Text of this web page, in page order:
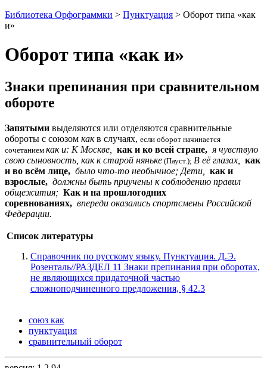
Библиотека Орфограммки > Пунктуация > Оборот типа «как
и»
Оборот типа «как и»
Знаки препинания при сравнительном
обороте
Запятыми выделяются или отделяются сравнительные
обороты с союзом какв случаях, если оборот начинается
сочетанием как и: К Москве, как и ко всей стране, я чувствую
свою сыновность, как к старой няньке (Пауст.); В её глазах,
как
и во всём лице, было что-то необычное; Дети,
как и
взрослые, должны быть приучены к соблюдению правил
общежития; Как и на прошлогодних
соревнованиях, впереди оказались спортсмены Российской
Федерации.
Список литературы
Справочник по русскому языку. Пунктуация. Д.Э.
Розенталь//РАЗДЕЛ 11 Знаки препинания при оборотах,
не являющихся придаточной частью
сложноподчиненного предложения, § 42.3
союз как
пунктуация
сравнительный оборот